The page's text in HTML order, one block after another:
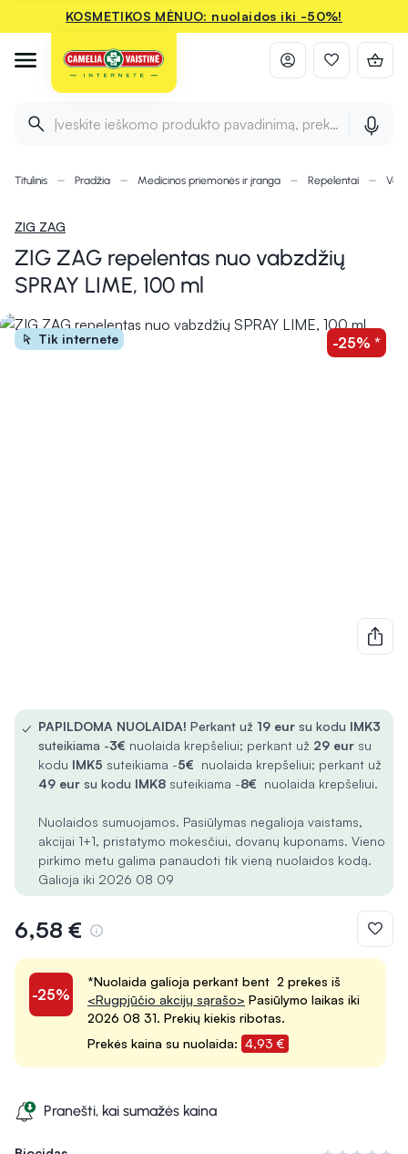
KOSMETIKOS MĖNUO: nuolaidos iki -50%!
Įveskite ieškomo produkto pavadinimą, prekės ženklą ir
Titulinis Pradžia Medicinos priemonės ir įranga Repelentai
ZIG ZAG
ZIG ZAG repelentas nuo vabzdžių
SPRAY LIME, 100 ml
Tik internete -25% *
-25%
*Nuolaida galioja perkant bent 2 prekes iš
<Rugpjūčio akcijų sąrašo> Pasiūlymo laikas iki
2026 08 31. Prekių kiekis ribotas.
Prekės kaina su nuolaida: 4,93 €
✓ PAPILDOMA NUOLAIDA! Perkant už 19 eur su kodu IMK3
suteikiama -3€ nuolaida krepšeliui; perkant už 29 eur su
kodu IMK5 suteikiama -5€ nuolaida krepšeliui; perkant už
49 eur su kodu IMK8 suteikiama -8€ nuolaida krepšeliui.
Nuolaidos sumuojamos. Pasiūlymas negalioja vaistams,
akcijai 1+1, pristatymo mokesčiui, dovanų kuponams. Vieno
pirkimo metu galima panaudoti tik vieną nuolaidos kodą.
Galioja iki 2026 08 09
6,58 €
Pranešti, kai sumažės kaina